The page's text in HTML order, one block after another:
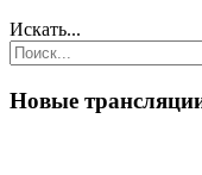
Искать...
Новые